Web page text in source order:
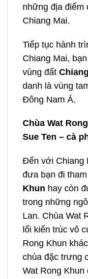
những địa điểm
Chiang Mai.
Tiếp tục hành
Chiang Mai,
vùng đất
danh là vùng
Đông Nam Á.
Chùa Wat
Sue Ten – cà
Đến với Chiang
đưa bạn đi
Khun hay còn
trong những
Lan. Chùa Wat
lối kiến trúc vô
Rong Khun
chùa đặc trưng
Wat Rong